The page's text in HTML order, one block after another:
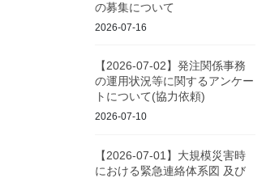
の募集について
2026-07-16
【2026-07-02】発注関係事務
の運用状況等に関するアンケー
トについて(協力依頼)
2026-07-10
【2026-07-01】大規模災害時
における緊急連絡体系図 及び